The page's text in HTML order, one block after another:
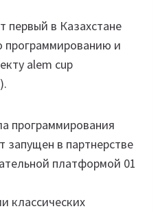
первый в Казахстане
программированию и
alem cup
программирования
запущен в партнерстве
платформой 01
классических